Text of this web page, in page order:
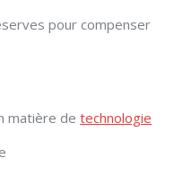
pour compenser
matière de technologie